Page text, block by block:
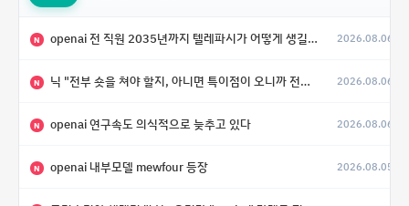
N openai 전 직원 2035년까지 텔레파시가 어떻게 생길 수 있는지 2026.08.06
N 닉 "전부 숏을 쳐야 할지, 아니면 특이점이 오니까 전부 롱을 쳐야 할지 모르겠다.” 2026.08.06
N openai 연구속도 의식적으로 늦추고 있다 2026.08.06
N openai 내부모델 mewfour 등장 2026.08.05